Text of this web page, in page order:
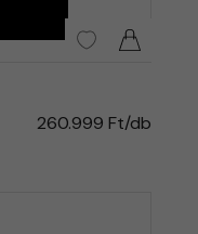
260.999 Ft/db